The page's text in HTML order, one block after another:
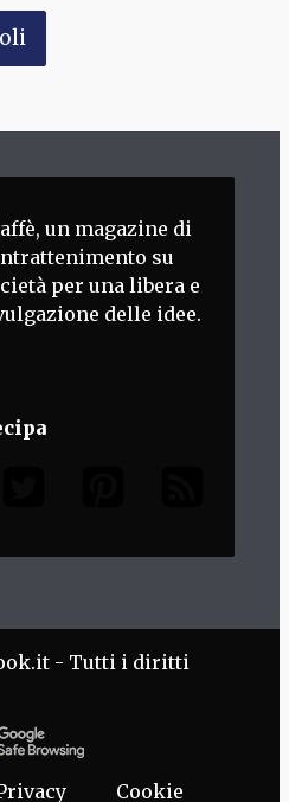
un magazine di
su
per una libera e
delle idee.
- Tutti i diritti
Cookie